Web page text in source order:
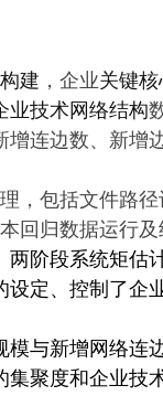
建 ，企业关键
业技术网络结构
增连边数、新增
，包括文件路
回归数据运行
两阶段系统矩估
设定、控制了企
模与新增网络连
集聚度和企业技